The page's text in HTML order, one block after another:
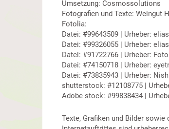
Umsetzung: Cosmossolutions
Fotografien und Texte: Weingut
Fotolia:
Datei: #99643509 | Urheber:
Datei: #99326055 | Urheber:
Datei: #91722766 | Urheber:
Datei: #74150718 | Urheber:
Datei: #73835943 | Urheber:
shutterstock: #12108775 |
Adobe stock: #99838434 |
Texte, Grafiken und Bilder sowie